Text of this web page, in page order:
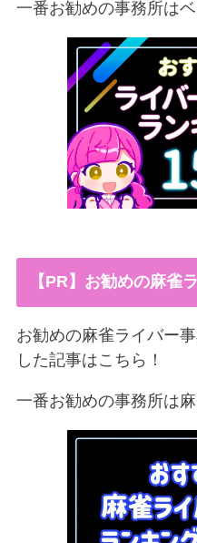
一番お勧めの事務所は
【PR】お勧めの麻雀
お勧めの麻雀ライバー
した記事はこちら！
一番お勧めの事務所は